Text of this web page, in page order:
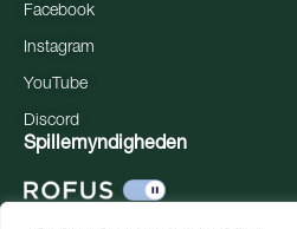
Facebook
Instagram
YouTube
Discord
Spillemyndigheden